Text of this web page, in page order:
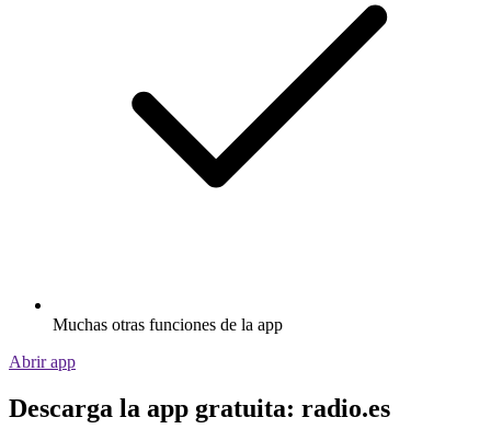
Muchas otras funciones de la app
Abrir app
Descarga la app gratuita: radio.es